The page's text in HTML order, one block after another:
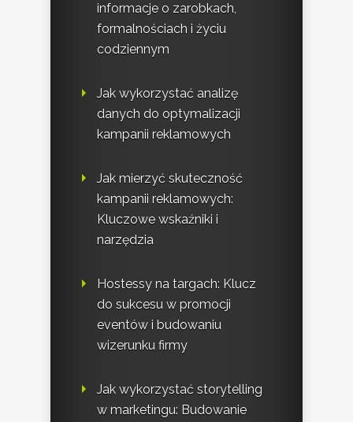
informacje o zarobkach,
formalnościach i życiu
codziennym
Jak wykorzystać analizę
danych do optymalizacji
kampanii reklamowych
Jak mierzyć skuteczność
kampanii reklamowych:
Kluczowe wskaźniki i
narzędzia
Hostessy na targach: Klucz
do sukcesu w promocji
eventów i budowaniu
wizerunku firmy
Jak wykorzystać storytelling
w marketingu: Budowanie